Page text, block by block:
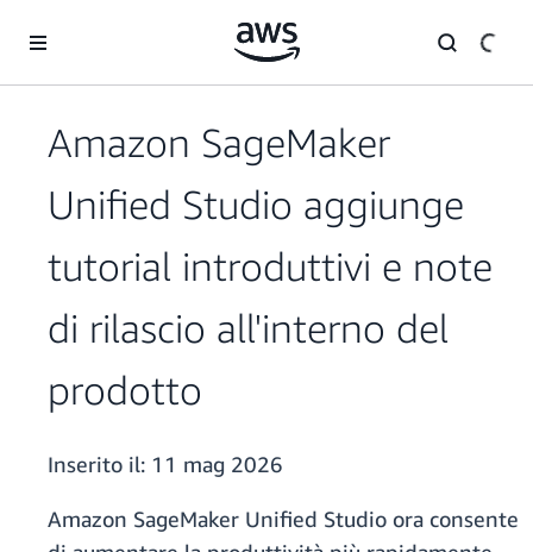
Amazon SageMaker
Unified Studio aggiunge
tutorial introduttivi e note
di rilascio all'interno del
prodotto
Inserito il: 11 mag 2026
Amazon SageMaker Unified Studio ora consente